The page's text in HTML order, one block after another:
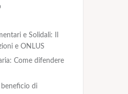
e Solidali: Il
e ONLUS
Come difendere
di